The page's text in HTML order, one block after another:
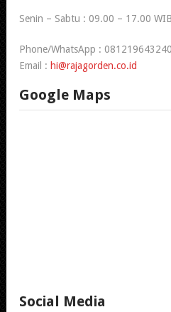
Senin – Sabtu : 09.00 – 17.00 WIB
Phone/WhatsApp :
Email : hi@rajagorden.co.id
Google Maps
Social Media